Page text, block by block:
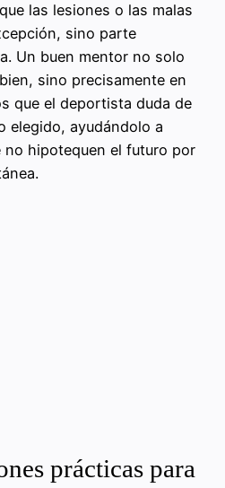
las lesiones o las malas
sino parte
Un buen mentor no solo
sino precisamente en
que el deportista duda de
elegido, ayudándolo a
no hipotequen el futuro por
prácticas para